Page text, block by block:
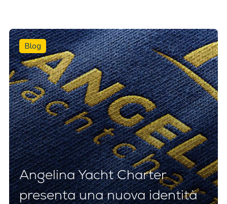
Blog
Angelina Yacht Charter
presenta una nuova identità